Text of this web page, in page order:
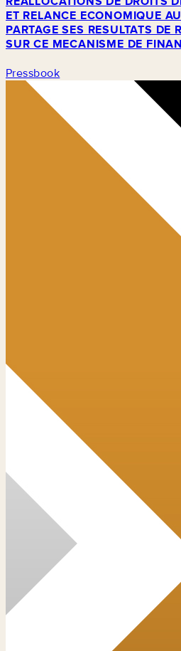
ET RELANCE ECONOMIQUE
PARTAGE SES RESULTATS DE
SUR CE MECANISME DE
Pressbook